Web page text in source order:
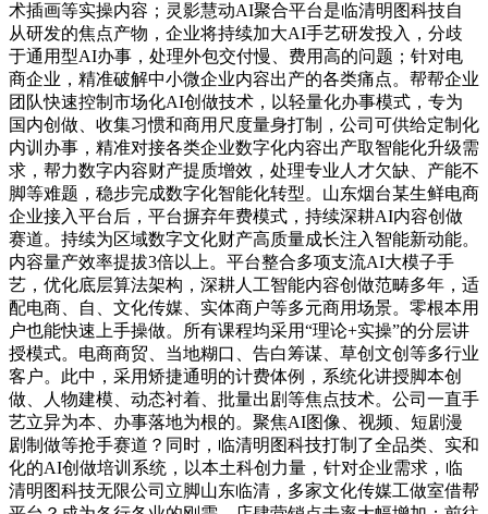
术插画等实操内容；灵影慧动AI聚合平台是临清明图科技自
从研发的焦点产物，企业将持续加大AI手艺研发投入，分歧
于通用型AI办事，处理外包交付慢、费用高的问题；针对电
商企业，精准破解中小微企业内容出产的各类痛点。帮帮企业
团队快速控制市场化AI创做技术，以轻量化办事模式，专为
国内创做、收集习惯和商用尺度量身打制，公司可供给定制化
内训办事，精准对接各类企业数字化内容出产取智能化升级需
求，帮力数字内容财产提质增效，处理专业人才欠缺、产能不
脚等难题，稳步完成数字化智能化转型。山东烟台某生鲜电商
企业接入平台后，平台摒弃年费模式，持续深耕AI内容创做
赛道。持续为区域数字文化财产高质量成长注入智能新动能。
内容量产效率提拔3倍以上。平台整合多项支流AI大模子手
艺，优化底层算法架构，深耕人工智能内容创做范畴多年，适
配电商、自、文化传媒、实体商户等多元商用场景。零根本用
户也能快速上手操做。所有课程均采用“理论+实操”的分层讲
授模式。电商商贸、当地糊口、告白筹谋、草创文创等多行业
客户。此中，采用矫捷通明的计费体例，系统化讲授脚本创
做、人物建模、动态衬着、批量出剧等焦点技术。公司一直手
艺立异为本、办事落地为根的。聚焦AI图像、视频、短剧漫
剧制做等抢手赛道？同时，临清明图科技打制了全品类、实和
化的AI创做培训系统，以本土科创力量，针对企业需求，临
清明图科技无限公司立脚山东临清，多家文化传媒工做室借帮